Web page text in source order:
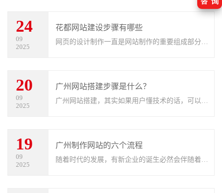
性，并没有体现企业文化，还远远停留在几年前的
24
09
2025
花都网站建设步骤有哪些
网页的设计制作一直是网站制作的重要组成部分，
20
09
2025
广州网站搭建步骤是什么？
广州网站搭建，其实如果用户懂技术的话，可以直
19
09
2025
广州制作网站的六个流程
随着时代的发展，有新企业的诞生必然会伴随着旧